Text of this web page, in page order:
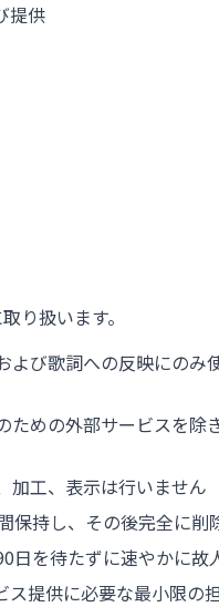
提供
り扱います。
よび歌詞への反映にのみ
ための外部サービスを除
加工、表示は行いません
保持し、その後完全に削
日を待たずに速やかに故
提供に必要な最小限の